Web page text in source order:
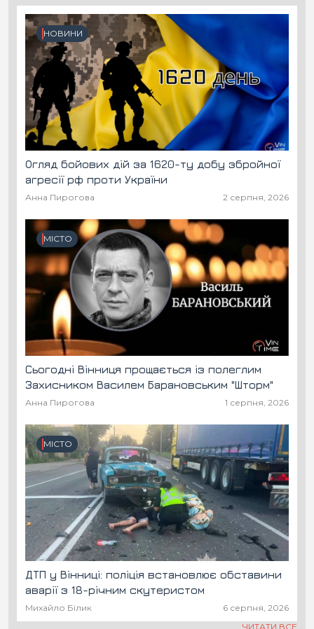
НОВИНИ
Огляд бойових дій за 1620-ту добу збройної
агресії рф проти України
Анна Пирогова 2 серпня, 2026
МІСТО
Сьогодні Вінниця прощається із полеглим
Захисником Василем Барановським "Шторм"
Анна Пирогова 1 серпня, 2026
МІСТО
ДТП у Вінниці: поліція встановлює обставини
аварії з 18-річним скутеристом
Михайло Білик
6 серпня, 2026
ЧИТАТИ ВСЕ